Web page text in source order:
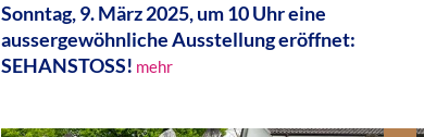
Sonntag, 9. März 2025, um 10 Uhr eine
aussergewöhnliche Ausstellung eröffnet:
SEHANSTOSS! mehr